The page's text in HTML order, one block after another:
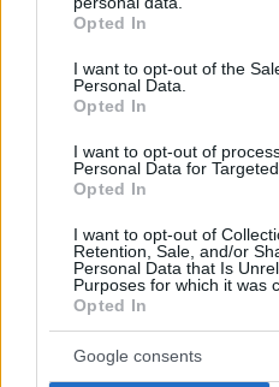
grant or deny consent to
use your data for below
consent section.
Opted In
I want to opt-out of the
Personal Data.
Opted In
I want to opt-out of
Personal Data for
Opted In
I want to opt-out of
Retention, Sale, and/or
Personal Data that Is
Purposes for which it was
Opted In
Google consents
«Μικρό ταρανδάκι» αλά
ενός αστυφύλακα, που τον
Θράκη
Στην υπόθεση που θυμίζει
πρωταγωνιστεί μία
«Μάρθα» και ένας νεαρός